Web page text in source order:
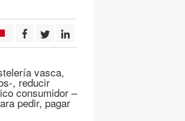
vasca,
, reducir
consumidor –
pedir, pagar